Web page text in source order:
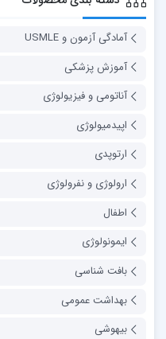
آمادگی آزمون و USMLE
آموزش پزشکی
آناتومی و فیزیولوژی
اپیدمیولوژی
ارتوپدی
ارولوژی و نفرولوژی
اطفال
ایمونولوژی
بافت شناسی
بهداشت عمومی
بیهوشی